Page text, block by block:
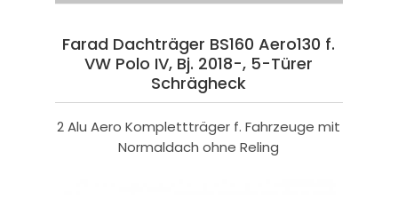
Farad Dachträger BS160 Aero130 f.
VW Polo IV, Bj. 2018-, 5-Türer
Schrägheck
2 Alu Aero Komplettträger f. Fahrzeuge mit
Normaldach ohne Reling